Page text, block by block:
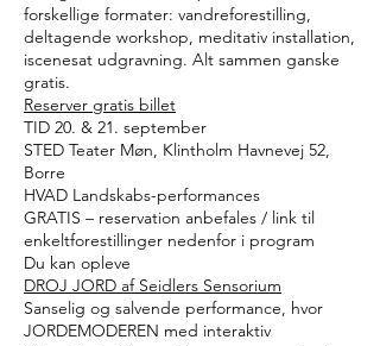
forskellige formater: vandreforestilling,
deltagende workshop, meditativ installation,
iscenesat udgravning. Alt sammen ganske
gratis.
Reserver gratis billet
TID 20. & 21. september
STED Teater Møn, Klintholm Havnevej 52,
Borre
HVAD Landskabs-performances
GRATIS – reservation anbefales / link til
enkeltforestillinger nedenfor i program
Du kan opleve
DROJ JORD af Seidlers Sensorium
Sanselig og salvende performance, hvor
JORDEMODEREN med interaktiv